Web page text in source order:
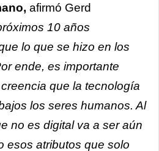
afirmó Gerd
10 años
lo que se hizo en los
ende, es importante
que la tecnología
los seres humanos. Al
no es digital va a ser aún
esos atributos que solo